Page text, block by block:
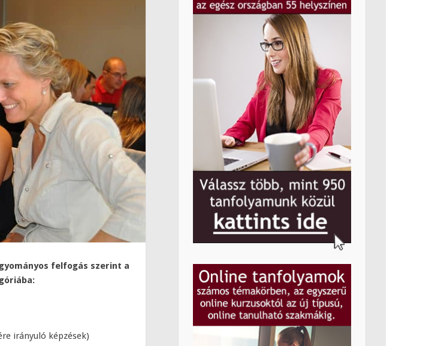
felfogás szerint a
irányuló képzések)